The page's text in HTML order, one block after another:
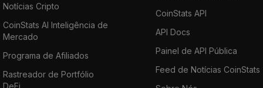
Notícias Cripto
CoinStats AI Inteligência de
Mercado
Programa de Afiliados
Rastreador de Portfólio
DeFi
CoinStats API
API Docs
Painel de API Pública
Feed de Notícias CoinStats